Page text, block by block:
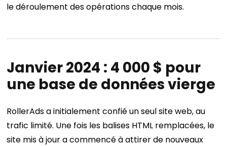
le déroulement des opérations chaque mois.
Janvier 2024 : 4 000 $ pour
une base de données vierge
RollerAds a initialement confié un seul site web, au
trafic limité. Une fois les balises HTML remplacées, le
site mis à jour a commencé à attirer de nouveaux